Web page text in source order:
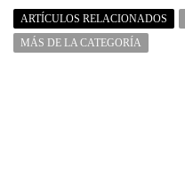
ARTÍCULOS RELACIONADOS
MÁS DE LA CATEGORÍA